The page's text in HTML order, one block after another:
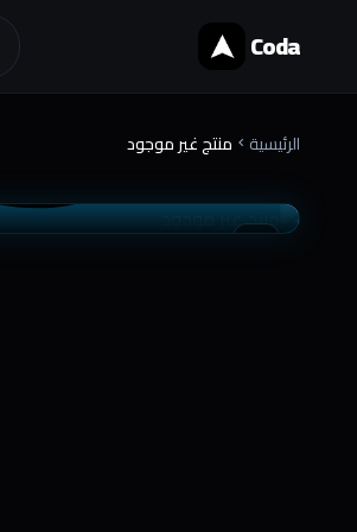
Coda
الرئيسية chevron_right منتج غير موجود